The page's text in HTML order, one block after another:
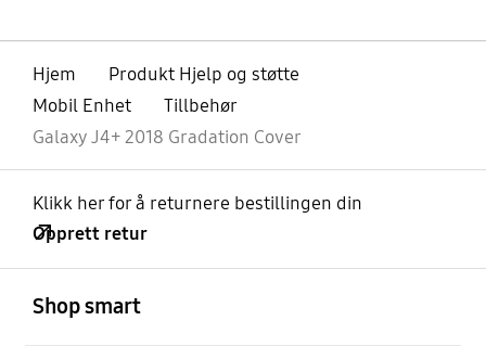
Hjem
Produkt Hjelp og støtte
Mobil Enhet
Tillbehør
Galaxy J4+ 2018 Gradation Cover
Klikk her for å returnere bestillingen din
Opprett retur
Shop smart